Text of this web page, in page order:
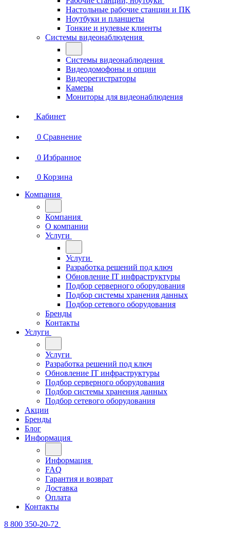
Настольные рабочие станции и ПК
Ноутбуки и планшеты
Тонкие и нулевые клиенты
Системы видеонаблюдения
Системы видеонаблюдения
Видеодомофоны и опции
Видеорегистраторы
Камеры
Мониторы для видеонаблюдения
Кабинет
0 Сравнение
0 Избранное
0 Корзина
Компания
Компания
О компании
Услуги
Услуги
Разработка решений под ключ
Обновление IT инфраструктуры
Подбор серверного оборудования
Подбор системы хранения данных
Подбор сетевого оборудования
Бренды
Контакты
Услуги
Услуги
Разработка решений под ключ
Обновление IT инфраструктуры
Подбор серверного оборудования
Подбор системы хранения данных
Подбор сетевого оборудования
Акции
Бренды
Блог
Информация
Информация
FAQ
Гарантия и возврат
Доставка
Оплата
Контакты
8 800 350-20-72